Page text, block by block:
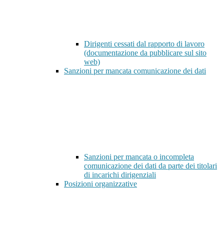
Dirigenti cessati dal rapporto di lavoro
(documentazione da pubblicare sul sito
web)
Sanzioni per mancata comunicazione dei dati
Sanzioni per mancata o incompleta
comunicazione dei dati da parte dei titolari
di incarichi dirigenziali
Posizioni organizzative